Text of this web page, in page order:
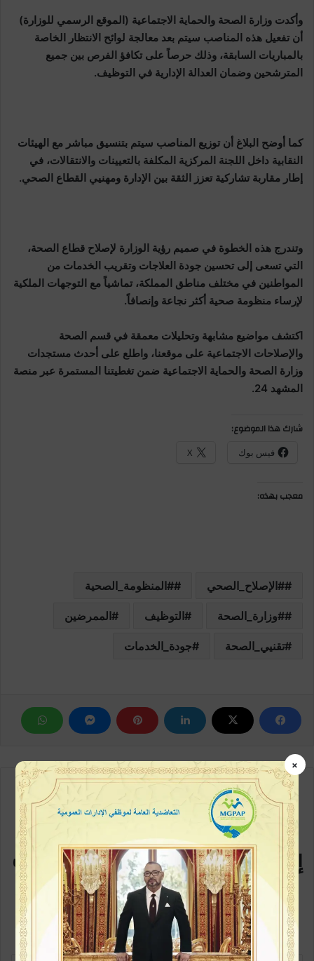
وأكدت وزارة الصحة والحماية الاجتماعية (الموقع الرسمي للوزارة)
أن تفعيل هذه المناصب سيتم بعد معالجة لوائح الانتظار الخاصة
بالمباريات السابقة، وذلك حرصاً على تكافؤ الفرص بين جميع
المترشحين وضمان العدالة الإدارية في التوظيف.
كما أوضح البلاغ أن توزيع المناصب سيتم بتنسيق مباشر مع الهيئات
النقابية داخل اللجنة المركزية المكلفة بالتعيينات والانتقالات، في
إطار مقاربة تشاركية تعزز الثقة بين الإدارة ومهنيي القطاع الصحي.
وتندرج هذه الخطوة في صميم رؤية الوزارة لإصلاح قطاع الصحة،
التي تسعى إلى تحسين جودة العلاجات وتقريب الخدمات من
المواطنين في مختلف مناطق المملكة، تماشياً مع التوجهات الملكية
لإرساء منظومة صحية أكثر نجاعة وإنصافاً.
اكتشف مواضيع مشابهة وتحليلات معمقة في قسم الصحة
والإصلاحات الاجتماعية على موقعنا، واطلع على أحدث مستجدات
وزارة الصحة والحماية الاجتماعية ضمن تغطيتنا المستمرة عبر منصة
المشهد 24.
شارك هذا الموضوع:
فيس بوك X
معجب بهذه:
#الإصلاح_الصحي #المنظومة_الصحية
#وزارة_الصحة التوظيف الممرضين
تقنيي_الصحة جودة_الخدمات
إشترك في القائمة البريدية سيصلك
كل جديد
كن متابعاً أولاً بأول، خطوة بسيطة وتكون ممن يطلعون على الخبر في بداية
ظهورة، اشترك الآن في القائمة البريدية
×